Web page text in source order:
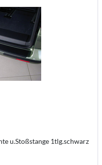
u.Stoßstange 1tlg.schwarz